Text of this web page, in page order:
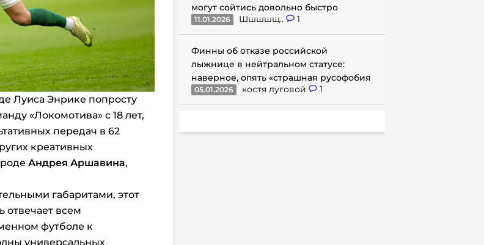
Луиса Энрике попросту
«Локомотива» с 18 лет,
передач в 62
креативных
Андрея Аршавина,
габаритами, этот
отвечает всем
футболе к
универсальных
могут сойтись довольно быстро
11.01.2026 Шшшшщ.. 1
Финны об отказе российской
лыжнице в нейтральном статусе:
наверное, опять «страшная русофобия
05.01.2026 костя луговой 1